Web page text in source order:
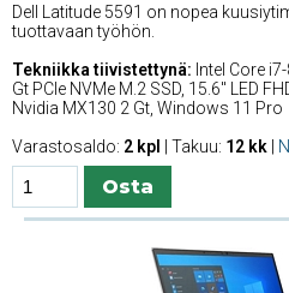
Dell Latitude 5591 on nopea
tuottavaan työhön.
Tekniikka tiivistettynä: Intel Core
Gt PCIe NVMe M.2 SSD, 15.6'' LED
Nvidia MX130 2 Gt, Windows 11 Pro
Varastosaldo: 2 kpl | Takuu: 12 kk